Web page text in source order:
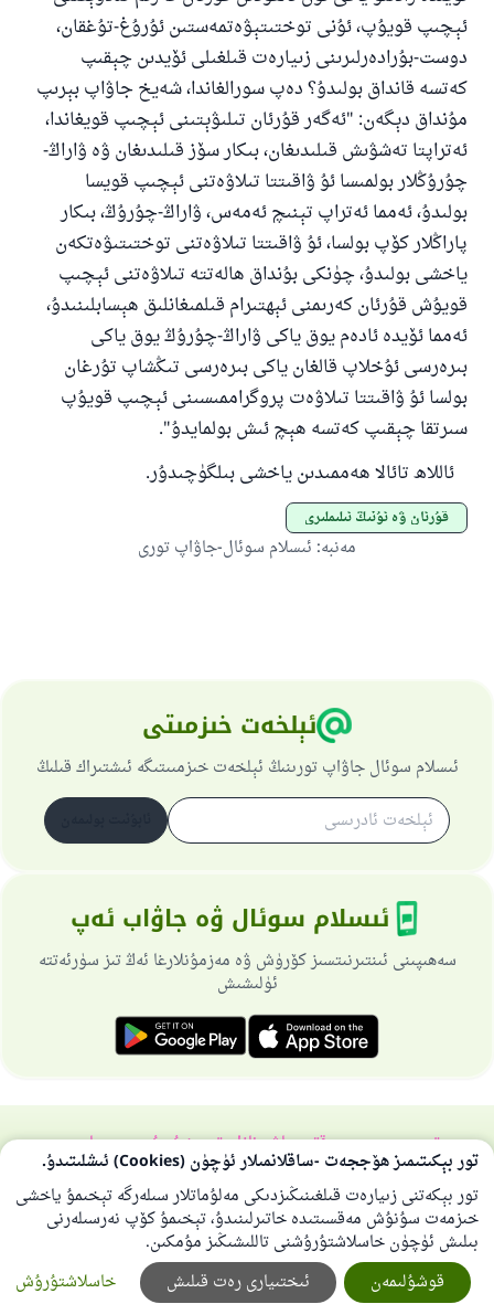
ئېچىپ قويۇپ، ئۇنى توختىتېۋەتمەستىن ئۇرۇغ-تۇغقان،
دوست-بۇرادەرلىرىنى زىيارەت قىلغىلى ئۆيدىن چېقىپ
كەتسە قانداق بولىدۇ؟ دەپ سورالغاندا، شەيخ جاۋاپ بېرىپ
مۇنداق دېگەن: "ئەگەر قۇرئان تىلىۋېتىنى ئېچىپ قويغاندا،
ئەتراپتا تەشۋىش قىلىدىغان، بىكار سۆز قىلىدىغان ۋە ۋاراڭ-
چۇرۇڭلار بولمىسا ئۇ ۋاقىتتا تىلاۋەتنى ئېچىپ قويسا
بولىدۇ، ئەمما ئەتراپ تېنىچ ئەمەس، ۋاراڭ-چۇرۇڭ، بىكار
پاراڭلار كۆپ بولسا، ئۇ ۋاقىتتا تىلاۋەتنى توختىتىۋەتكەن
ياخشى بولىدۇ، چۈنكى بۇنداق ھالەتتە تىلاۋەتنى ئېچىپ
قويۇش قۇرئان كەرىمنى ئېھتىرام قىلمىغانلىق ھېسابلىنىدۇ،
ئەمما ئۆيدە ئادەم يوق ياكى ۋاراڭ-چۇرۇڭ يوق ياكى
بىرەرسى ئۇخلاپ قالغان ياكى بىرەرسى تىڭشاپ تۇرغان
بولسا ئۇ ۋاقىتتا تىلاۋەت پروگراممىسىنى ئېچىپ قويۇپ
سىرتقا چېقىپ كەتسە ھېچ ئىش بولمايدۇ".
ئاللاھ تائالا ھەممىدىن ياخشى بىلگۈچىدۇر.
قۇرئان ۋە ئۇنىڭ ئىلىملىرى
مەنبە: ئىسلام سوئال-جاۋاپ تورى
ئېلخەت خىزمىتى
ئىسلام سوئال جاۋاپ تورىنىڭ ئېلخەت خىزمىىتىگە ئىشتىراك قىلىڭ
ئىسلام سوئال ۋە جاۋاب ئەپ
سەھىپىنى ئىنتىرنىتسىز كۆرۈش ۋە مەزمۇنلارغا ئەڭ تىز سۈرئەتتە
ئۈلىشىش
تورسەھىپىسى ھەققىدەباش نازارەتچىخۇسۇسىي سىياسەت
بارلىق ھوقۇق ئىسلام سوئال-جاۋاپ تورىغا مەنسۇپتۇر 1997-2025 ©
تور بېكىتىمىز ھۆججەت -ساقلانمىلار ئۈچۈن (Cookies) ئىشلىتىدۇ.
تور بېكەتنى زىيارەت قىلغىنىڭىزدىكى مەلۇماتلار سىلەرگە تېخىمۇ ياخشى
خىزمەت سۇنۇش مەقسىتىدە خاتىرلىنىدۇ، تېخىمۇ كۆپ نەرسىلەرنى
بىلىش ئۈچۈن خاسلاشتۇرۇشنى تاللىشىڭىز مۇمكىن.
خاسلاشتۇرۇش
ئىختىيارى رەت قىلىش قوشۇلىمەن